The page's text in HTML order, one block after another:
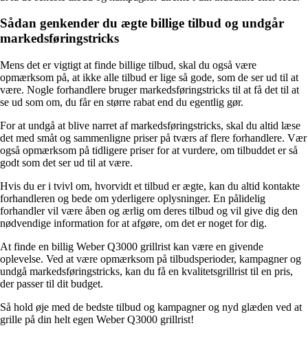
Sådan genkender du ægte billige tilbud og undgår
markedsføringstricks
Mens det er vigtigt at finde billige tilbud, skal du også være
opmærksom på, at ikke alle tilbud er lige så gode, som de ser ud til at
være. Nogle forhandlere bruger markedsføringstricks til at få det til at
se ud som om, du får en større rabat end du egentlig gør.
For at undgå at blive narret af markedsføringstricks, skal du altid læse
det med småt og sammenligne priser på tværs af flere forhandlere. Vær
også opmærksom på tidligere priser for at vurdere, om tilbuddet er så
godt som det ser ud til at være.
Hvis du er i tvivl om, hvorvidt et tilbud er ægte, kan du altid kontakte
forhandleren og bede om yderligere oplysninger. En pålidelig
forhandler vil være åben og ærlig om deres tilbud og vil give dig den
nødvendige information for at afgøre, om det er noget for dig.
At finde en billig Weber Q3000 grillrist kan være en givende
oplevelse. Ved at være opmærksom på tilbudsperioder, kampagner og
undgå markedsføringstricks, kan du få en kvalitetsgrillrist til en pris,
der passer til dit budget.
Så hold øje med de bedste tilbud og kampagner og nyd glæden ved at
grille på din helt egen Weber Q3000 grillrist!